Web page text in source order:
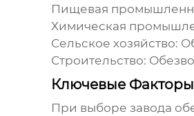
Пищевая
Химическая
Сельское хозяйство:
Строительство:
Ключевые
При выборе завода